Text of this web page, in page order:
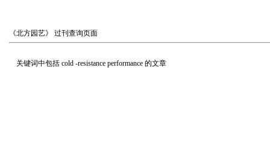
《北方园艺》 过刊查询页面
关键词中包括 cold -resistance performance 的文章